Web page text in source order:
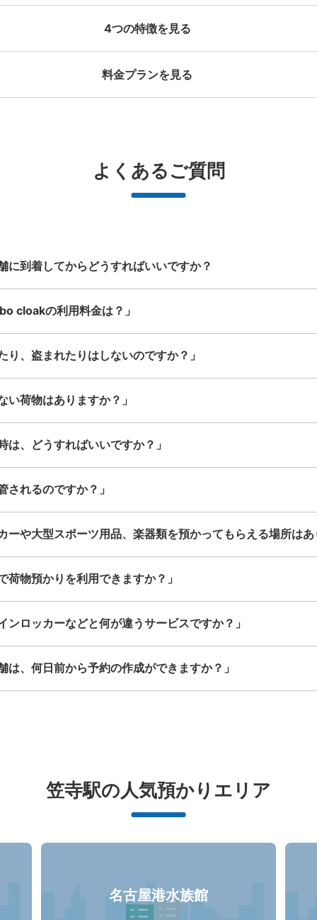
お店で荷物の写真を
4つの特徴を見る
好立地 / 好条件店舗も多数
アクセスの良い駅ナカ店舗や24時間営
業店舗等も多数提携しています
どんなサイズの荷物もOK
楽器、ベビーカー、ゴルフバッグ等、1
人が持てる大きさの荷物であればどん
料金プランを見る
ハンドバッグ、お手荷物など）よくあるご質問
に到着してからどうすればいいですか？
cloakの利用料金は？」
り、盗まれたりはしないのですか？」
い荷物はありますか？」
は、どうすればいいですか？」
されるのですか？」
ーや大型スポーツ用品、楽器類を預かってもらえる場所はあ
荷物預かりを利用できますか？」
ンロッカーなどと何が違うサービスですか？」
は、何日前から予約の作成ができますか？」
笠寺駅の人気預かりエリア
名古屋港水族館